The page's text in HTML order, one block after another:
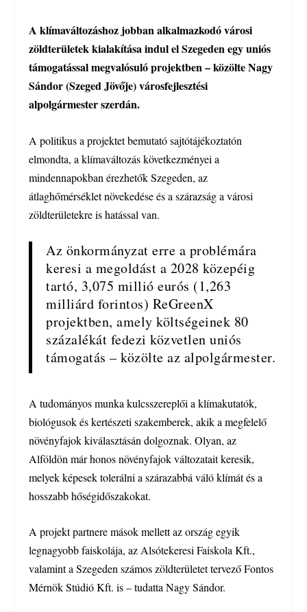
A klímaváltozáshoz jobban alkalmazkodó városi
zöldterületek kialakítása indul el Szegeden egy uniós
támogatással megvalósuló projektben – közölte Nagy
Sándor (Szeged Jövője) városfejlesztési
alpolgármester szerdán.
A politikus a projektet bemutató sajtótájékoztatón
elmondta, a klímaváltozás következményei a
mindennapokban érezhetők Szegeden, az
átlaghőmérséklet növekedése és a szárazság a városi
zöldterületekre is hatással van.
Az önkormányzat erre a problémára
keresi a megoldást a 2028 közepéig
tartó, 3,075 millió eurós (1,263
milliárd forintos) ReGreenX
projektben, amely költségeinek 80
százalékát fedezi közvetlen uniós
támogatás – közölte az alpolgármester.
A tudományos munka kulcsszereplői a klímakutatók,
biológusok és kertészeti szakemberek, akik a megfelelő
növényfajok kiválasztásán dolgoznak. Olyan, az
Alföldön már honos növényfajok változatait keresik,
melyek képesek tolerálni a szárazabbá váló klímát és a
hosszabb hőségidőszakokat.
A projekt partnere mások mellett az ország egyik
legnagyobb faiskolája, az Alsótekeresi Faiskola Kft.,
valamint a Szegeden számos zöldterületet tervező Fontos
Mérnök Stúdió Kft. is – tudatta Nagy Sándor.